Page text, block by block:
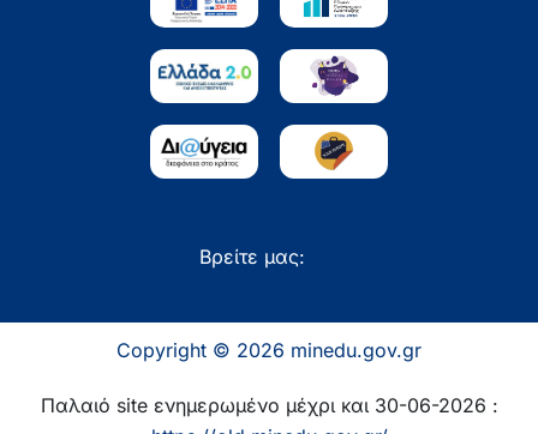
Βρείτε μας:
Copyright © 2026 minedu.gov.gr
Παλαιό site ενημερωμένο μέχρι και 30-06-2026 :